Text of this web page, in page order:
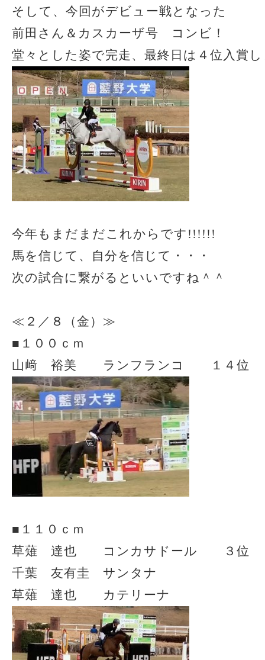
そして、今回がデビュー戦となった
前田さん＆カスカーザ号 コンビ！
堂々とした姿で完走、最終日は４位入賞
今年もまだまだこれからです!!!!!!
馬を信じて、自分を信じて・・・
次の試合に繋がるといいですね＾＾
≪２／８（金）≫
■１００ｃｍ
山﨑 裕美 ランフランコ １４位
■１１０ｃｍ
草薙 達也 コンカサドール ３位
千葉 友有圭 サンタナ
草薙 達也 カテリーナ